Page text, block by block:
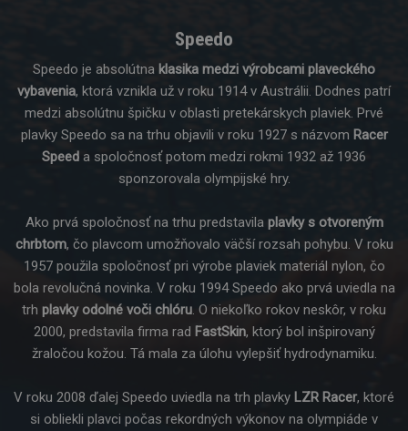
Speedo
Speedo je absolútna klasika medzi výrobcami plaveckého
vybavenia, ktorá vznikla už v roku 1914 v Austrálii. Dodnes patrí
medzi absolútnu špičku v oblasti pretekárskych plaviek. Prvé
plavky Speedo sa na trhu objavili v roku 1927 s názvom Racer
Speed a spoločnosť potom medzi rokmi 1932 až 1936
sponzorovala olympijské hry.
Ako prvá spoločnosť na trhu predstavila plavky s otvoreným
chrbtom, čo plavcom umožňovalo väčší rozsah pohybu. V roku
1957 použila spoločnosť pri výrobe plaviek materiál nylon, čo
bola revolučná novinka. V roku 1994 Speedo ako prvá uviedla na
trh plavky odolné voči chlóru. O niekoľko rokov neskôr, v roku
2000, predstavila firma rad FastSkin, ktorý bol inšpirovaný
žraločou kožou. Tá mala za úlohu vylepšiť hydrodynamiku.
V roku 2008 ďalej Speedo uviedla na trh plavky LZR Racer, ktoré
si obliekli plavci počas rekordných výkonov na olympiáde v